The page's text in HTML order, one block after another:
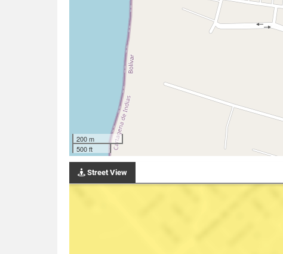
200 m
500 ft
Street View